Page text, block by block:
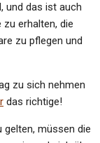
und das ist auch
erhalten, die
zu pflegen und
zu sich nehmen
das richtige!
gelten, müssen die